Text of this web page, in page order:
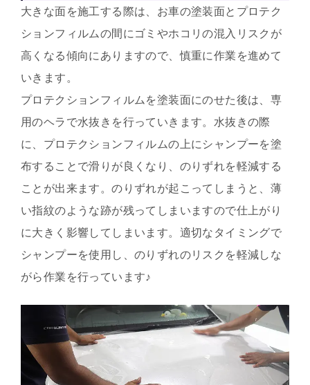
大きな面を施工する際は、お車の塗装面とプロテク
ションフィルムの間にゴミやホコリの混入リスクが
高くなる傾向にありますので、慎重に作業を進めて
いきます。
プロテクションフィルムを塗装面にのせた後は、専
用のヘラで水抜きを行っていきます。水抜きの際
に、プロテクションフィルムの上にシャンプーを塗
布することで滑りが良くなり、のりずれを軽減する
ことが出来ます。のりずれが起こってしまうと、薄
い指紋のような跡が残ってしまいますので仕上がり
に大きく影響してしまいます。適切なタイミングで
シャンプーを使用し、のりずれのリスクを軽減しな
がら作業を行っています♪